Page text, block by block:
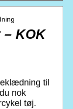
KOK
til
nok
tøj.